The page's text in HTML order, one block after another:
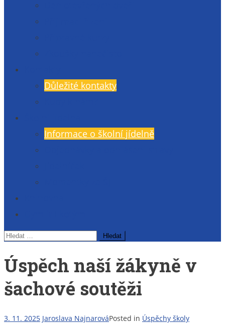
Důležité kontakty
Informace o školní jídelně
Vyhledávání
Úspěch naší žákyně v
šachové soutěži
3. 11. 2025 Jaroslava NajnarováPosted in Úspěchy školy